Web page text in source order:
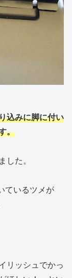
込みに脚に付い
。
た。
ているツメが
リッシュでかっ